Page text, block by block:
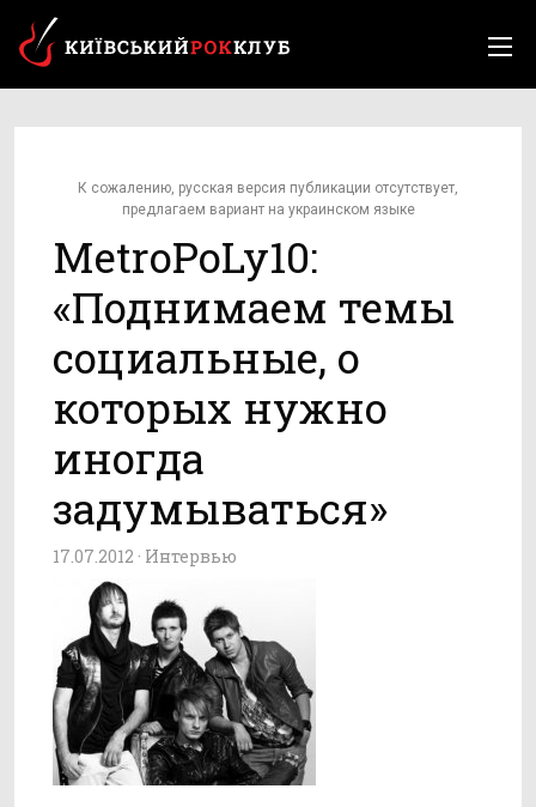
К сожалению, русская версия публикации отсутствует,
предлагаем вариант на украинском языке
MetroPoLy10:
«Поднимаем темы
социальные, о
которых нужно
иногда
задумываться»
17.07.2012 · Интервью